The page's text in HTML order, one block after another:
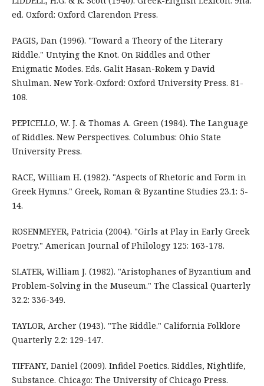
ed. Oxford: Oxford Clarendon Press.
PAGIS, Dan (1996). "Toward a Theory of the Literary
Riddle." Untying the Knot. On Riddles and Other
Enigmatic Modes. Eds. Galit Hasan-Rokem y David
Shulman. New York-Oxford: Oxford University Press. 81-
108.
PEPICELLO, W. J. & Thomas A. Green (1984). The Language
of Riddles. New Perspectives. Columbus: Ohio State
University Press.
RACE, William H. (1982). "Aspects of Rhetoric and Form in
Greek Hymns." Greek, Roman & Byzantine Studies 23.1: 5-
14.
ROSENMEYER, Patricia (2004). "Girls at Play in Early Greek
Poetry." American Journal of Philology 125: 163-178.
SLATER, William J. (1982). "Aristophanes of Byzantium and
Problem-Solving in the Museum." The Classical Quarterly
32.2: 336-349.
TAYLOR, Archer (1943). "The Riddle." California Folklore
Quarterly 2.2: 129-147.
TIFFANY, Daniel (2009). Infidel Poetics. Riddles, Nightlife,
Substance. Chicago: The University of Chicago Press.